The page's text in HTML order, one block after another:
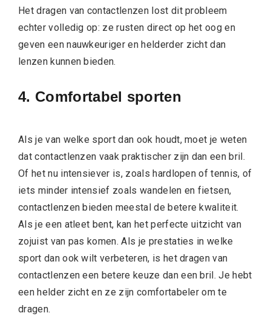
Het dragen van contactlenzen lost dit probleem
echter volledig op: ze rusten direct op het oog en
geven een nauwkeuriger en helderder zicht dan
lenzen kunnen bieden.
4. Comfortabel sporten
Als je van welke sport dan ook houdt, moet je weten
dat contactlenzen vaak praktischer zijn dan een bril.
Of het nu intensiever is, zoals hardlopen of tennis, of
iets minder intensief zoals wandelen en fietsen,
contactlenzen bieden meestal de betere kwaliteit.
Als je een atleet bent, kan het perfecte uitzicht van
zojuist van pas komen. Als je prestaties in welke
sport dan ook wilt verbeteren, is het dragen van
contactlenzen een betere keuze dan een bril. Je hebt
een helder zicht en ze zijn comfortabeler om te
dragen.